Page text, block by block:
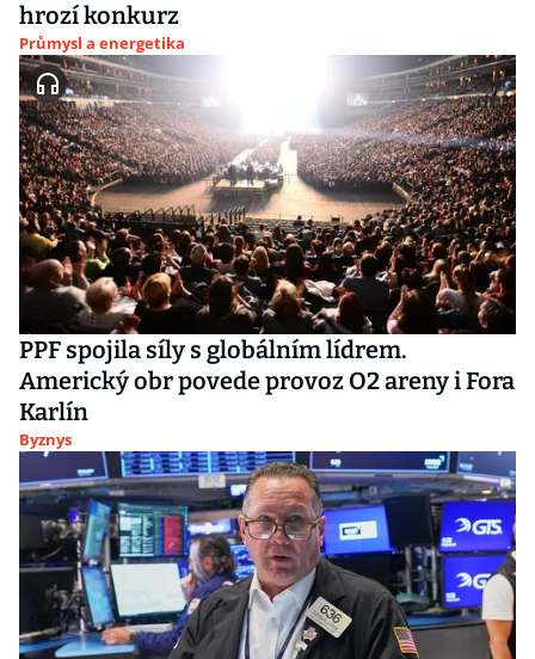
hrozí konkurz
Průmysl a energetika
PPF spojila síly s globálním lídrem.
Americký obr povede provoz O2 areny i Fora
Karlín
Byznys